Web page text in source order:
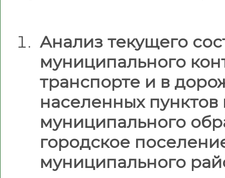
Анализ текущего
муниципального
транспорте и в
населенных
муниципального
городское
муниципального